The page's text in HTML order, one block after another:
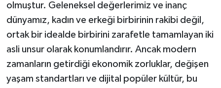
olmuştur. Geleneksel değerlerimiz ve inanç
dünyamız, kadın ve erkeği birbirinin rakibi değil,
ortak bir idealde birbirini zarafetle tamamlayan iki
asli unsur olarak konumlandırır. Ancak modern
zamanların getirdiği ekonomik zorluklar, değişen
yaşam standartları ve dijital popüler kültür, bu